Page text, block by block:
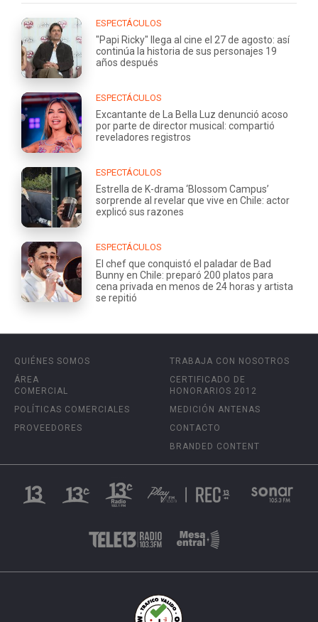
ESPECTÁCULOS
"Papi Ricky" llega al cine el 27 de agosto: así
continúa la historia de sus personajes 19
años después
ESPECTÁCULOS
Excantante de La Bella Luz denunció acoso
por parte de director musical: compartió
reveladores registros
ESPECTÁCULOS
Estrella de K-drama ‘Blossom Campus’
sorprende al revelar que vive en Chile: actor
explicó sus razones
ESPECTÁCULOS
El chef que conquistó el paladar de Bad
Bunny en Chile: preparó 200 platos para
cena privada en menos de 24 horas y artista
se repitió
QUIÉNES SOMOS
ÁREA
COMERCIAL
POLÍTICAS COMERCIALES
PROVEEDORES
TRABAJA CON NOSOTROS
CERTIFICADO DE
HONORARIOS 2012
MEDICIÓN ANTENAS
CONTACTO
BRANDED CONTENT